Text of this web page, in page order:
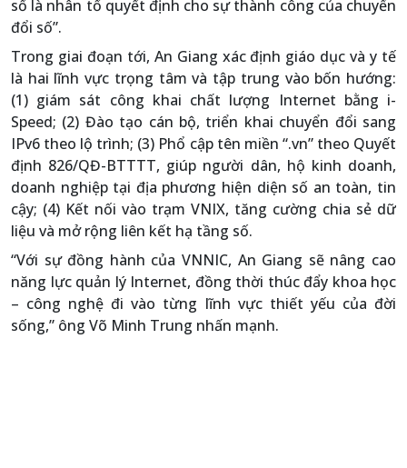
số là nhân tố quyết định cho sự thành công của chuyển
đổi số”.
Trong giai đoạn tới, An Giang xác định giáo dục và y tế
là hai lĩnh vực trọng tâm và tập trung vào bốn hướng:
(1) giám sát công khai chất lượng Internet bằng i-
Speed; (2) Đào tạo cán bộ, triển khai chuyển đổi sang
IPv6 theo lộ trình; (3) Phổ cập tên miền “.vn” theo Quyết
định 826/QĐ-BTTTT, giúp người dân, hộ kinh doanh,
doanh nghiệp tại địa phương hiện diện số an toàn, tin
cậy; (4) Kết nối vào trạm VNIX, tăng cường chia sẻ dữ
liệu và mở rộng liên kết hạ tầng số.
“Với sự đồng hành của VNNIC, An Giang sẽ nâng cao
năng lực quản lý Internet, đồng thời thúc đẩy khoa học
– công nghệ đi vào từng lĩnh vực thiết yếu của đời
sống,” ông Võ Minh Trung nhấn mạnh.